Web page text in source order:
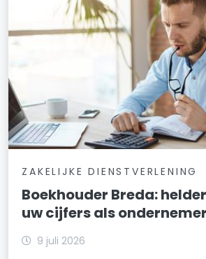
ZAKELIJKE DIENSTVERLENING
Boekhouder Breda:
uw cijfers als ondernemer
9 juli 2026